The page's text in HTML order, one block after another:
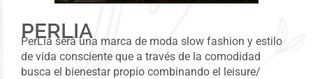
PERLIA
PerLia será una marca de moda slow fashion y estilo
de vida consciente que a través de la comodidad
busca el bienestar propio combinando el leisure/